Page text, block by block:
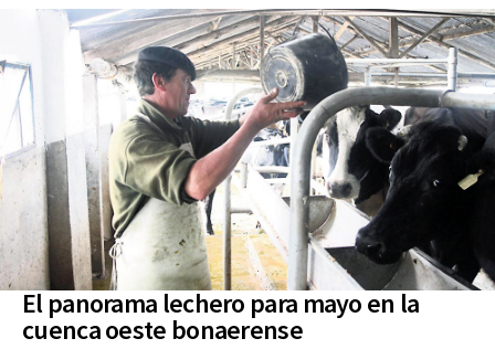
El panorama lechero para mayo en la
cuenca oeste bonaerense